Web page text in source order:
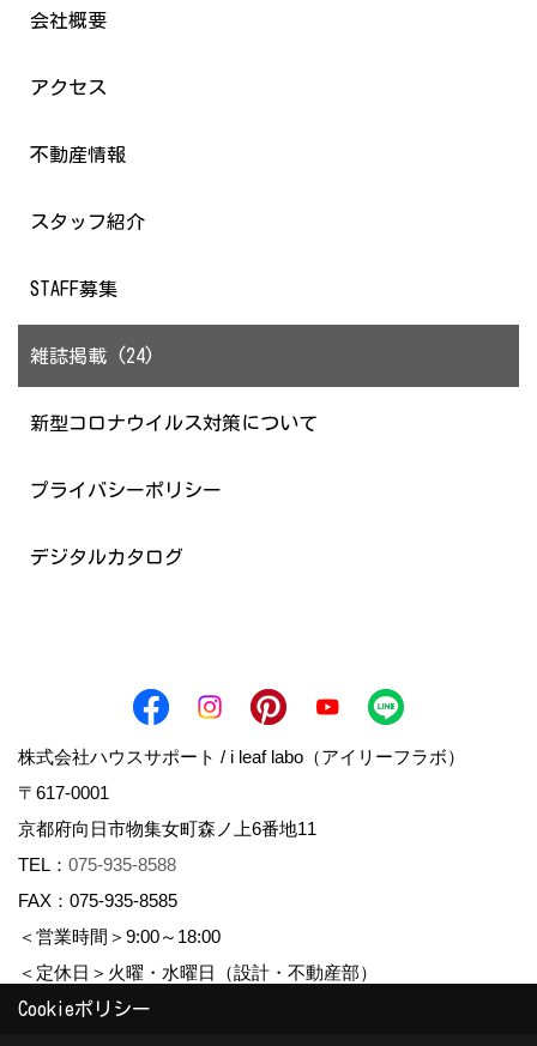
会社概要
アクセス
不動産情報
スタッフ紹介
STAFF募集
雑誌掲載 (24)
新型コロナウイルス対策について
プライバシーポリシー
デジタルカタログ
株式会社ハウスサポート / i leaf labo（アイリーフラボ）
〒617-0001
京都府向日市物集女町森ノ上6番地11
TEL： 075-935-8588
FAX：075-935-8585
＜営業時間＞9:00～18:00
＜定休日＞火曜・水曜日（設計・不動産部）
Cookieポリシー